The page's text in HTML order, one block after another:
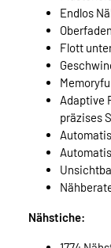
Endlos
Flott
Adaptive
präzises
Nähstiche: